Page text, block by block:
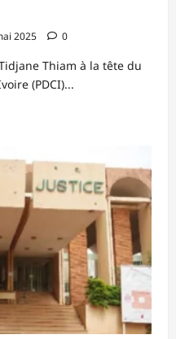
2025 0
Thiam à la tête du
(PDCI)...